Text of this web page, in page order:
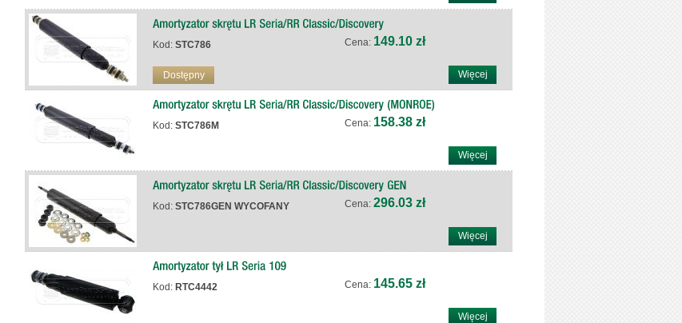
Kod: STC786 Cena: 149.10 zł
Dostępny Więcej
Kod: STC786M Cena: 158.38 zł
Więcej
Kod: STC786GEN WYCOFANY Cena: 296.03 zł
Więcej
Kod: RTC4442 Cena: 145.65 zł
Więcej